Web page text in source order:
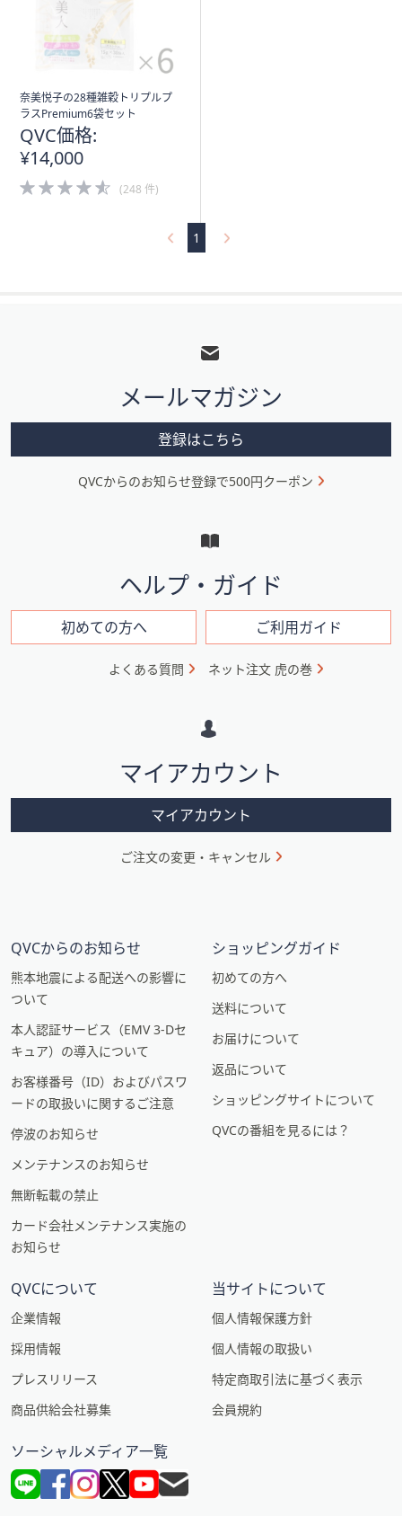
奈美悦子の28種雑穀トリプルプ
ラスPremium6袋セット
QVC価格:
¥14,000
4.5
of
(248 件)
1
メ
ニ
ン
ン
メールマガジン
登録はこちら
QVCからのお知らせ登録で500円クーポン
ヘルプ・ガイド
初めての方へ ご利用ガイド
よくある質問 ネット注文 虎の巻
マイアカウント
マイアカウント
ご注文の変更・キャンセル
QVCからのお知らせ
熊本地震による配送への影響に
ついて
本人認証サービス（EMV 3-Dセ
キュア）の導入について
お客様番号（ID）およびパスワ
ードの取扱いに関するご注意
停波のお知らせ
メンテナンスのお知らせ
無断転載の禁止
カード会社メンテナンス実施の
お知らせ
ショッピングガイド
初めての方へ
送料について
お届けについて
返品について
ショッピングサイトについて
QVCの番組を見るには？
QVCについて
企業情報
採用情報
プレスリリース
商品供給会社募集
当サイトについて
個人情報保護方針
個人情報の取扱い
特定商取引法に基づく表示
会員規約
ソーシャルメディア一覧